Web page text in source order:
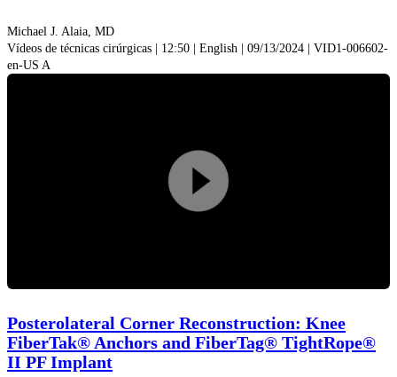
Michael J. Alaia, MD
Vídeos de técnicas cirúrgicas | 12:50 | English | 09/13/2024 | VID1-006602-
en-US A
vídeo
Posterolateral Corner Reconstruction: Knee
FiberTak® Anchors and FiberTag® TightRope®
II PF Implant